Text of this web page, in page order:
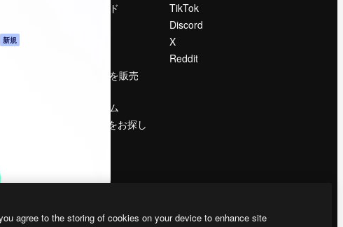
新規
ター
ト
検索トレンド
コンテンツを販売
プレスルーム
magnific.aiをお探し
TikTok
Discord
X
Reddit
agree to the storing of cookies on your device to enhance site